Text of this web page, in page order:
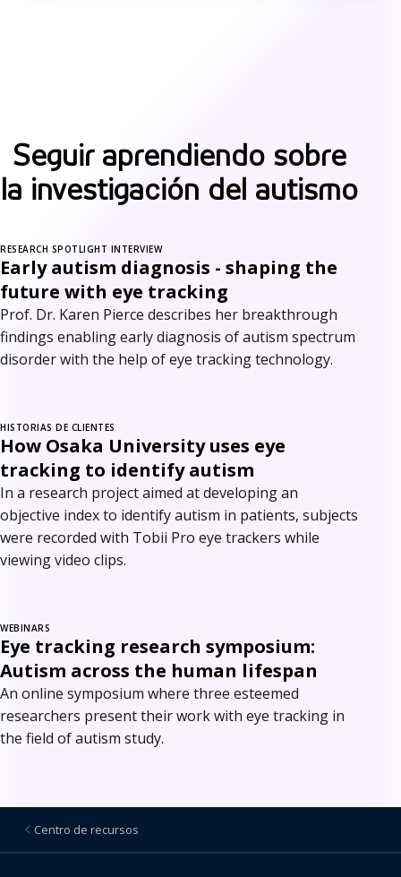
Seguir aprendiendo sobre
la investigación del autismo
RESEARCH SPOTLIGHT INTERVIEW
Early autism diagnosis - shaping the
future with eye tracking
Prof. Dr. Karen Pierce describes her breakthrough
findings enabling early diagnosis of autism spectrum
disorder with the help of eye tracking technology.
HISTORIAS DE CLIENTES
How Osaka University uses eye
tracking to identify autism
In a research project aimed at developing an
objective index to identify autism in patients, subjects
were recorded with Tobii Pro eye trackers while
viewing video clips.
WEBINARS
Eye tracking research symposium:
Autism across the human lifespan
An online symposium where three esteemed
researchers present their work with eye tracking in
the field of autism study.
Centro de recursos